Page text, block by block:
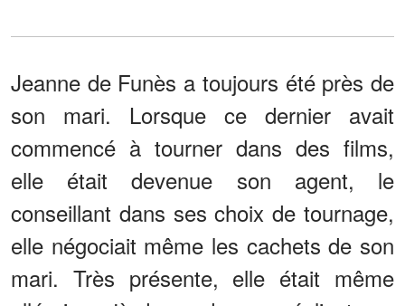
Jeanne de Funès a toujours été près de
son mari. Lorsque ce dernier avait
commencé à tourner dans des films,
elle était devenue son agent, le
conseillant dans ses choix de tournage,
elle négociait même les cachets de son
mari. Très présente, elle était même